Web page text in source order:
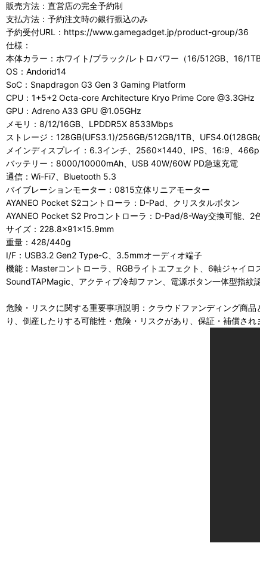
販売方法：直営店の完全予約制
支払方法：予約注文時の銀行振込のみ
予約受付URL：https://www.gamegadget.jp/product-group/36
仕様：
本体カラー：ホワイト/ブラック/レトロパワー（16/512GB、16/
OS：Andorid14
SoC：Snapdragon G3 Gen 3 Gaming Platform
CPU：1+5+2 Octa-core Architecture Kryo Prime Core @3.3GHz
GPU：Adreno A33 GPU @1.05GHz
メモリ：8/12/16GB、LPDDR5X 8533Mbps
ストレージ：128GB(UFS3.1)/256GB/512GB/1TB、
メインディスプレイ：6.3インチ、2560×1440、IPS、16:9、
バッテリー：8000/10000mAh、USB 40W/60W PD急速充電
通信：Wi-Fi7、Bluetooth 5.3
バイブレーションモーター：0815立体リニアモーター
AYANEO Pocket S2コントローラ：D-Pad、クリスタルボタン
AYANEO Pocket S2 Proコントローラ：D-Pad/8-Way交換可能、2
サイズ：228.8×91×15.9mm
重量：428/440g
I/F：USB3.2 Gen2 Type-C、3.5mmオーディオ端子
機能：Masterコントローラ、RGBライトエフェクト、6軸ジャイ
SoundTAPMagic、アクティブ冷却ファン、電源ボタン一体型指紋
危険・リスクに関する重要事項説明：クラウドファンディング商
り、倒産したりする可能性・危険・リスクがあり、保証・補償さ